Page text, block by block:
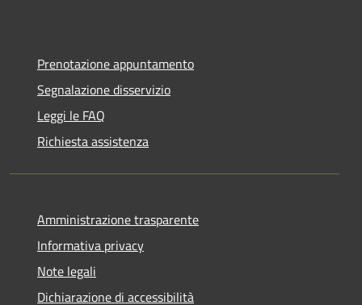
Prenotazione appuntamento
Segnalazione disservizio
Leggi le FAQ
Richiesta assistenza
Amministrazione trasparente
Informativa privacy
Note legali
Dichiarazione di accessibilità